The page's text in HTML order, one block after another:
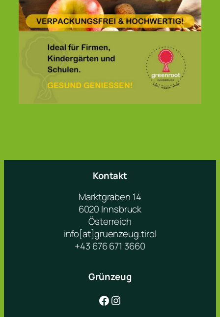
Kontakt
Marktgraben 14
6020 Innsbruck
Österreich
info[at]gruenzeug.tirol
+43 676 671 3660
Grünzeug
Facebook Instagram